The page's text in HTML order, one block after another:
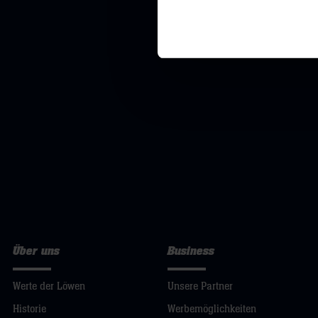
Über uns
Werte der Löwen
Historie
Business
Unsere Partner
Werbemöglichkeiten